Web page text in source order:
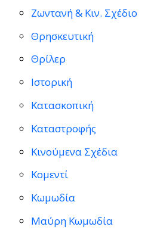
Ζωντανή & Κιν. Σχέδιο
Θρησκευτική
Θρίλερ
Ιστορική
Κατασκοπική
Καταστροφής
Κινούμενα Σχέδια
Κομεντί
Κωμωδία
Μαύρη Κωμωδία